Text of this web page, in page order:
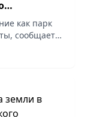
ЖК
как парк
сообщает